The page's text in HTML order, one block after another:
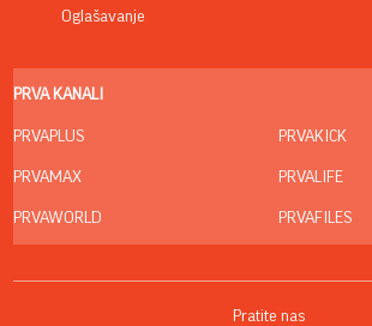
Oglašavanje
PRVA KANALI
PRVAPLUS
PRVAMAX
PRVAWORLD
PRVAKICK
PRVALIFE
PRVAFILES
Pratite nas